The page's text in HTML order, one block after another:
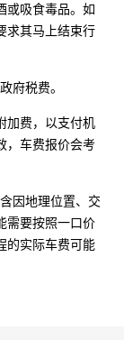
或吸食毒品。如
求其马上结束行
府税费。
加费，以支付机
，车费报价会考
因地理位置、交
需要按照一口价
的实际车费可能